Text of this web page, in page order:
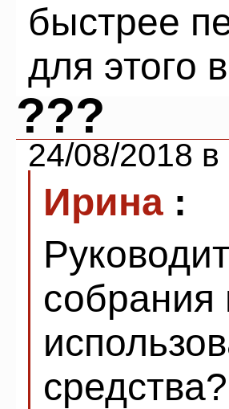
быстрее
для этого
???
24/08/2018 в
Ирина :
собрания